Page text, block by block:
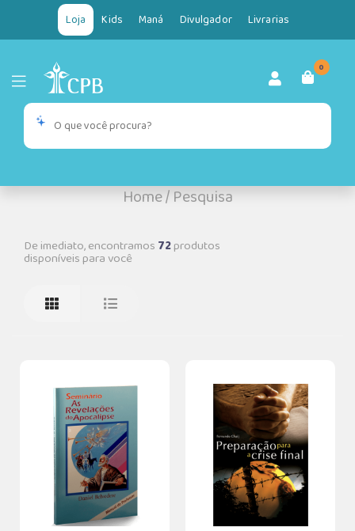
Loja Kids Maná Divulgador Livrarias
0
Home/Pesquisa
De imediato, encontramos 72produtos
disponíveis para você